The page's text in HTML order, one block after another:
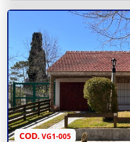
COD.VG1-005